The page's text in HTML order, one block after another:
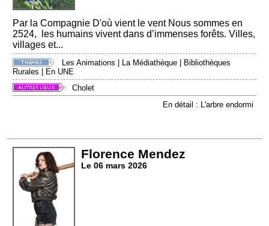
Par la Compagnie D'où vient le vent Nous sommes en
2524, les humains vivent dans d’immenses forêts. Villes,
villages et...
Les Animations La Médiathèque
Bibliothèques
Rurales
En UNE
Cholet
En détail : L'arbre endormi
Florence Mendez
Le 06 mars 2026